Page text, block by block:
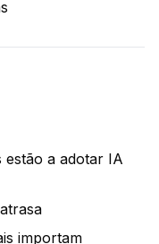
estão a adotar IA
importam